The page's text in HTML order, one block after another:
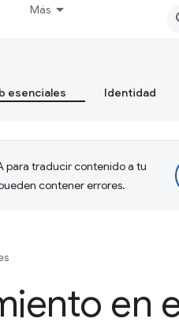
Más
esenciales Identidad
para traducir contenido a tu
contener errores.
en